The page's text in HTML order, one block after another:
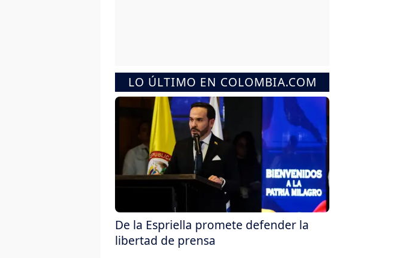
LO ÚLTIMO EN COLOMBIA.COM
De la Espriella promete defender la
libertad de prensa